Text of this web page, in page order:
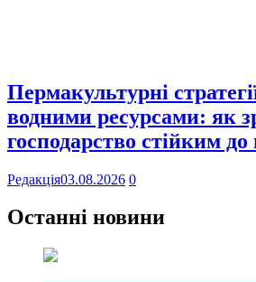
Пермакультурні
водними ресурсами: як
господарство стійким до
Редакція03.08.2026 0
Останні новини